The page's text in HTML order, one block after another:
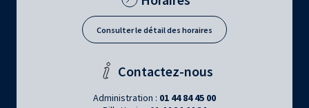
Consulter le détail des horaires
Contactez-nous
Administration : 01 44 84 45 00